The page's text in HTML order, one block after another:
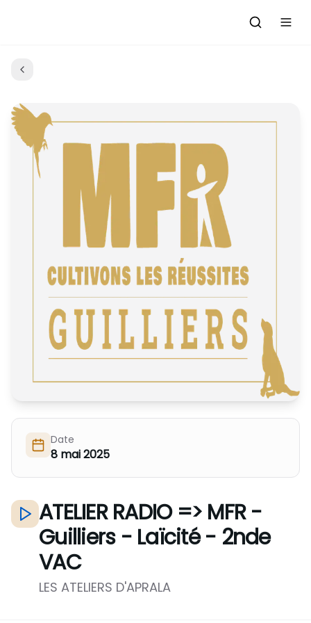
Actualités
Evénements à venir
Emissions
Grille des Programmes
C'était quoi ce morceau?
L'équipe et les bénévoles
Les Ateliers Radio
Les créations des Ateliers
Nos prestations
Nous Soutenir / Adhérer
J'adhère
Je fais un don
Nous Contacter
Date
8 mai 2025
ATELIER RADIO => MFR -
Guilliers - Laïcité - 2nde
VAC
LES ATELIERS D'APRALA